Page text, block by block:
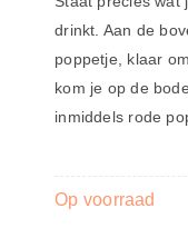
drinkt. Aan de
poppetje, klaar
kom je op de
inmiddels rode
Op voorraad